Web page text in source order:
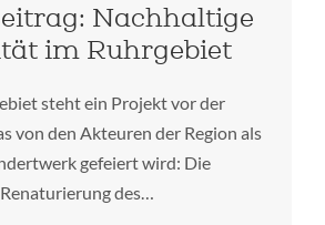
Nachhaltige
im Ruhrgebiet
steht ein Projekt vor der
von den Akteuren der Region als
gefeiert wird: Die
Renaturierung des…